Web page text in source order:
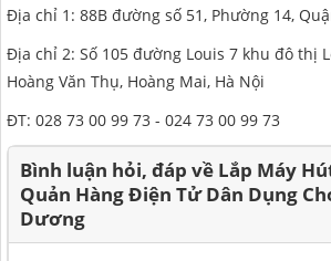
Địa chỉ 1: 88B đường số 51, Phường 14,
Địa chỉ 2: Số 105 đường Louis 7 khu đô thị
Hoàng Văn Thụ, Hoàng Mai, Hà Nội
ĐT: 028 73 00 99 73 - 024 73 00 99 73
Bình luận hỏi, đáp về Lắp Máy
Quản Hàng Điện Tử Dân Dụng
Dương